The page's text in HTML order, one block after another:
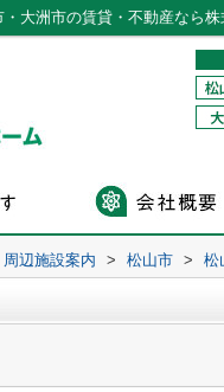
周辺施設案内 > 松山市 > 松